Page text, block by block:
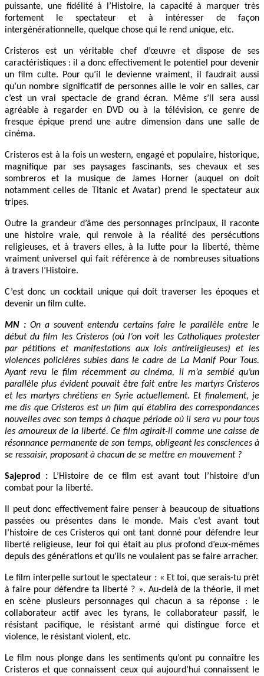
puissante, une fidélité à l’Histoire, la capacité à marquer très
fortement le spectateur et à intéresser de façon
intergénérationnelle, quelque chose qui le rend unique, etc.
Cristeros est un véritable chef d’œuvre et dispose de ses
caractéristiques : il a donc effectivement le potentiel pour devenir
un film culte. Pour qu’il le devienne vraiment, il faudrait aussi
qu’un nombre significatif de personnes aille le voir en salles, car
c’est un vrai spectacle de grand écran. Même s’il sera aussi
agréable à regarder en DVD ou à la télévision, ce genre de
fresque épique prend une autre dimension dans une salle de
cinéma.
Cristeros est à la fois un western, engagé et populaire, historique,
magnifique par ses paysages fascinants, ses chevaux et ses
sombreros et la musique de James Horner (auquel on doit
notamment celles de Titanic et Avatar) prend le spectateur aux
tripes.
Outre la grandeur d’âme des personnages principaux, il raconte
une histoire vraie, qui renvoie à la réalité des persécutions
religieuses, et à travers elles, à la lutte pour la liberté, thème
vraiment universel qui fait référence à de nombreuses situations
à travers l’Histoire.
C’est donc un cocktail unique qui doit traverser les époques et
devenir un film culte.
MN : On a souvent entendu certains faire le parallèle entre le
début du film les Cristeros (où l’on voit les Catholiques protester
par pétitions et manifestations aux lois antireligieuses) et les
violences policières subies dans le cadre de La Manif Pour Tous.
Ayant revu le film récemment au cinéma, il m’a semblé qu’un
parallèle plus évident pouvait être fait entre les martyrs Cristeros
et les martyrs chrétiens en Syrie actuellement. Et finalement, je
me dis que Cristeros est un film qui établira des correspondances
nouvelles avec son temps à chaque période où il sera vu pour tous
les amoureux de la liberté. Ce film agirait-il comme une caisse de
résonnance permanente de son temps, obligeant les consciences à
se ressaisir, proposant à chacun de se mettre en mouvement ?
Sajeprod : L’Histoire de ce film est avant tout l’histoire d’un
combat pour la liberté.
Il peut donc effectivement faire penser à beaucoup de situations
passées ou présentes dans le monde. Mais c’est avant tout
l’histoire de ces Cristeros qui ont tant donné pour défendre leur
liberté religieuse, leur foi qui était au plus profond d’eux-mêmes
depuis des générations et qu’ils ne voulaient pas se faire arracher.
Le film interpelle surtout le spectateur : « Et toi, que serais-tu prêt
à faire pour défendre ta liberté ? ». Au-delà de la théorie, il met
en scène plusieurs personnages qui chacun a sa réponse : le
collaborateur actif avec les tyrans, le collaborateur passif, le
résistant pacifique, le résistant armé qui distingue force et
violence, le résistant violent, etc.
Le film nous plonge dans les sentiments qu’ont pu connaître les
Cristeros et que connaissent ceux qui aujourd’hui connaissent le